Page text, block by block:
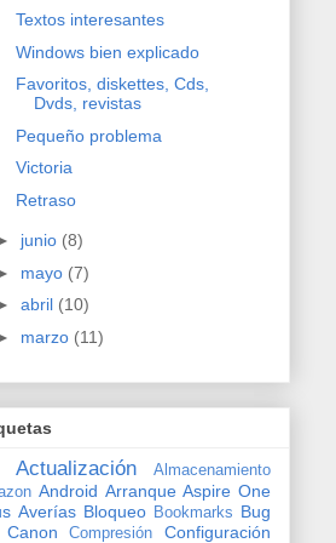
Textos interesantes
Windows bien explicado
Favoritos, diskettes, Cds,
Dvds, revistas
Pequeño problema
Victoria
Retraso
junio (8)
mayo (7)
abril (10)
marzo (11)
Actualización
Almacenamiento
Android Arranque Aspire One
Averías Bloqueo Bookmarks Bug
Canon Compresión
Configuración